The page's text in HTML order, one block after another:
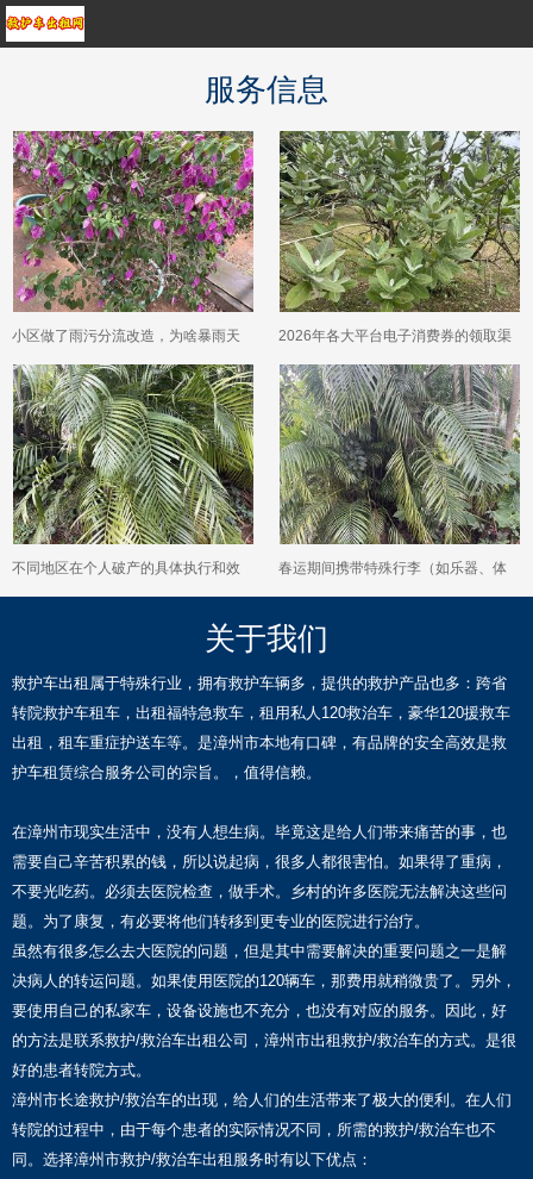
服务信息
小区做了雨污分流改造，为啥暴雨天
反而井盖冒污水、路面积水更严重？
2026年各大平台电子消费券的领取渠
道和使用规则发生了哪些新变化？
不同地区在个人破产的具体执行和效
果上，可能存在哪些不同之处？
春运期间携带特殊行李（如乐器、体
育器材）有哪些注意事项？
关于我们
救护车出租属于特殊行业，拥有救护车辆多，提供的救护产品也多：跨省
转院救护车租车，出租福特急救车，租用私人120救治车，豪华120援救车
出租，租车重症护送车等。是漳州市本地有口碑，有品牌的安全高效是救
护车租赁综合服务公司的宗旨。，值得信赖。
在漳州市现实生活中，没有人想生病。毕竟这是给人们带来痛苦的事，也
需要自己辛苦积累的钱，所以说起病，很多人都很害怕。如果得了重病，
不要光吃药。必须去医院检查，做手术。乡村的许多医院无法解决这些问
题。为了康复，有必要将他们转移到更专业的医院进行治疗。
虽然有很多怎么去大医院的问题，但是其中需要解决的重要问题之一是解
决病人的转运问题。如果使用医院的120辆车，那费用就稍微贵了。另外，
要使用自己的私家车，设备设施也不充分，也没有对应的服务。因此，好
的方法是联系救护/救治车出租公司，漳州市出租救护/救治车的方式。是很
好的患者转院方式。
漳州市长途救护/救治车的出现，给人们的生活带来了极大的便利。在人们
转院的过程中，由于每个患者的实际情况不同，所需的救护/救治车也不
同。选择漳州市救护/救治车出租服务时有以下优点：